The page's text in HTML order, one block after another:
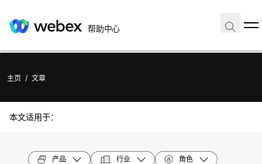
帮助中心
主页 / 文章
本文适用于：
产品 行业 角色